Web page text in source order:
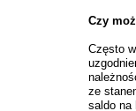
Czy
Często
ze
saldo na